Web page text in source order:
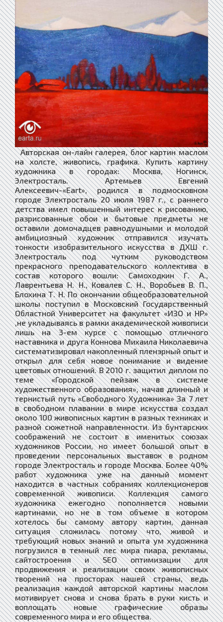
Авторская он-лайн галерея, блог картин маслом
на холсте, живопись, графика. Купить картину
художника в городах: Москва, Ногинск,
Электросталь. Артемьев Евгений
Алексеевич-«Eart», родился в подмосковном
городе Электросталь 20 июля 1987 г., с раннего
детства имел повышенный интерес к рисованию,
разрисованные обои и бытовые предметы не
оставили домочадцев равнодушными и молодой
амбициозный художник отправился изучать
тонкости изобразительного искусства в ДХШ г.
Электросталь под чутким руководством
прекрасного преподавательского коллектива в
состав которого вошли: Самоходкин Г. А.,
Лаврентьева Н. Н., Ковалев С. Н., Воробьев В. П.,
Блохина Т. Н. По окончании общеобразовательной
школы поступил в Московский Государственный
Областной Университет на факультет «ИЗО и НР»
,не укладываясь в рамки академической живописи
лишь на 3-ем курсе с помощью отличного
наставника и друга Коннова Михаила Николаевича
систематизировал накопленный пленэрный опыт и
открыл для себя новое понимание и видение
цветовых отношений. В 2010 г. защитил диплом по
теме «Городской пейзаж в системе
художественного образования», начав длинный и
тернистый путь «Свободного Художника» За 7 лет
в свободном плавании в мире искусства создал
около 100 живописных картин в разных техниках и
разной сюжетной направленности. Из бунтарских
соображений не состоит в именитых союзах
художников России, но имеет большой опыт в
проведении персональных выставок в родном
городе Электросталь и городе Москва. Более 40%
работ художника уже на данный момент
находится в частных собраниях коллекционеров
современной живописи. Коллекция самого
художника ежегодно пополняется новыми
картинами, но не в том объеме в котором
хотелось бы самому автору картин, данная
ситуация сложилась потому что, живой и
требующий новых знаний и опыта ум художника
погрузился в темный лес мира пиара, рекламы,
сайтостроения и SEO оптимизации для
продвижения и реализации своих живописных
творений на просторах нашей страны, ведь
реализация каждой авторской картины маслом
мотивирует снова и снова брать в руки кисть и
воплощать новые графические образы
современного мира и его общества.